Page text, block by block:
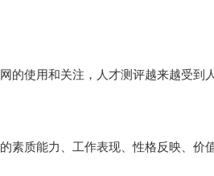
的使用和关注，人才测评越来越受到
素质能力、工作表现、性格反映、价